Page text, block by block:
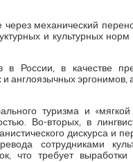
механический
и культурных норм
в России, в качестве
англоязычных эргонимов,
туризма и
Во-вторых, в
дискурса и
сотрудниками
что требует выработки